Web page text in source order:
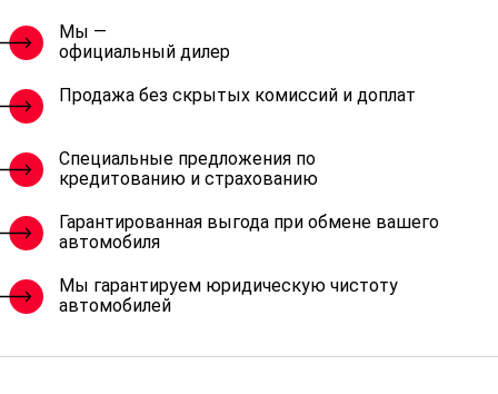
Мы —
официальный дилер
Продажа без скрытых комиссий и доплат
Специальные предложения по
кредитованию и страхованию
Гарантированная выгода при обмене вашего
автомобиля
Мы гарантируем юридическую чистоту
автомобилей